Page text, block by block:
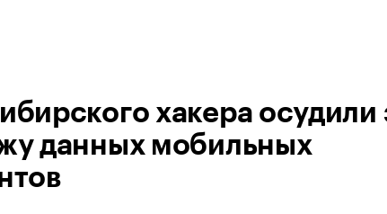
хакера осудили
данных мобильных